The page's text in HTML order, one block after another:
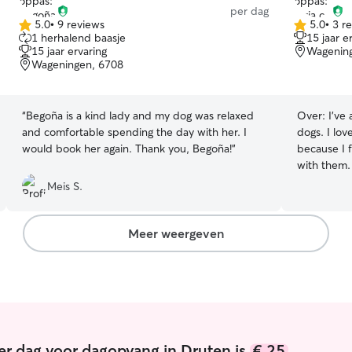
per dag
5.0
van
5
sterren
5.0• 9 reviews
1 herhalend baasje
15 jaar ervaring
Wageningen, 6708
“Begoña is a kind lady and my dog was relaxed
and comfortable spending the day with her. I
would book her again. Thank you, Begoña!”
Meis S.
5.0
van
5
5.0• 3
15 jaar
Over: I've
dogs. I
because I
with them. I've recently graduated from Wur. I'm
change
the needs of the
lil garden
Meer weergeven